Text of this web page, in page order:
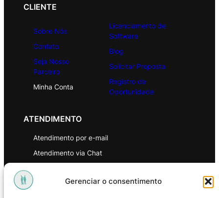
Gerenciar o consentimento
CLIENTE
Sobre Nós
Contato
Seja Nosso
Parceiro
Minha Conta
Licenciamento de
Software
Blog
Solicitar Proposta
Registro de
Oportunidade
ATENDIMENTO
Atendimento por e-mail
Atendimento via Chat